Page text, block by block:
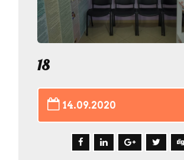
18
14.09.2020